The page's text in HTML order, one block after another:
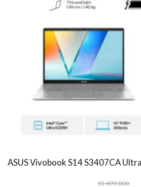
15.499.000